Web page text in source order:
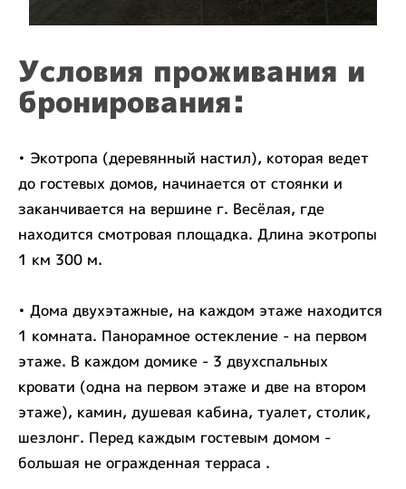
Условия проживания и
бронирования:
• Экотропа (деревянный настил), которая ведет
до гостевых домов, начинается от стоянки и
заканчивается на вершине г. Весёлая, где
находится смотровая площадка. Длина экотропы
1 км 300 м.
• Дома двухэтажные, на каждом этаже находится
1 комната. Панорамное остекление - на первом
этаже. В каждом домике - 3 двухспальных
кровати (одна на первом этаже и две на втором
этаже), камин, душевая кабина, туалет, столик,
шезлонг. Перед каждым гостевым домом -
большая не огражденная терраса .